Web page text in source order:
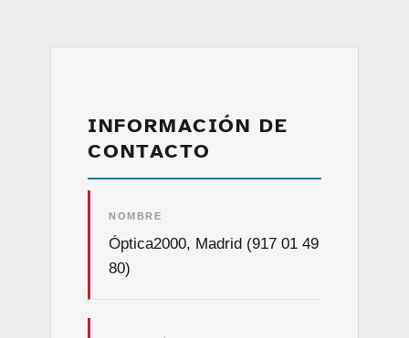
INFORMACIÓN DE
CONTACTO
NOMBRE
Óptica2000, Madrid (917 01 49
80)